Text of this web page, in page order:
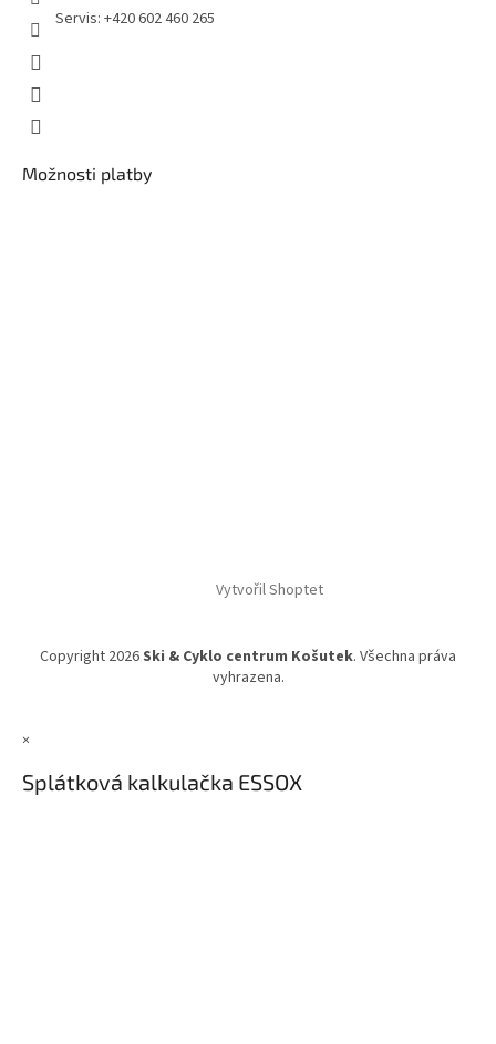
Servis: +420 602 460 265
Možnosti platby
Vytvořil Shoptet
Copyright 2026Ski & Cyklo centrum Košutek. Všechna práva
vyhrazena.
×
Splátková kalkulačka ESSOX